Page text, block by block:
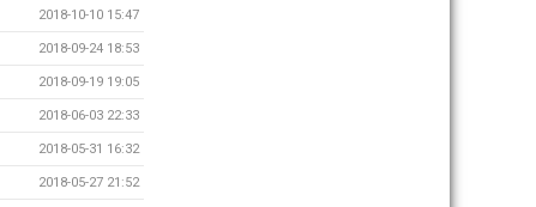
2018-10-10 15:47
2018-09-24 18:53
2018-09-19 19:05
2018-06-03 22:33
2018-05-31 16:32
2018-05-27 21:52